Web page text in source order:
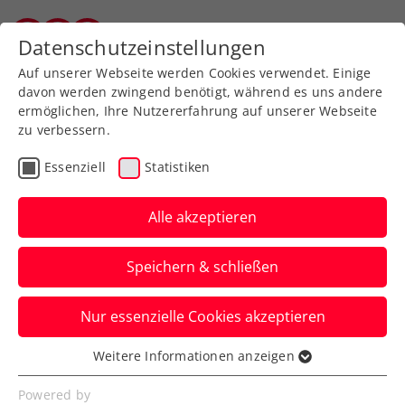
Zurück zur Newsübersicht
Verbands-Info
STV-Weihnachtslehrgang
51 Kinder und Jugendliche aus allen
Altersklassen des STV´s nahmen teil
Verfasst von: , 31.12.2023
Datenschutzeinstellungen
Auf unserer Webseite werden Cookies verwendet. Einige
davon werden zwingend benötigt, während es uns andere
ermöglichen, Ihre Nutzererfahrung auf unserer Webseite
zu verbessern.
Essenziell Statistiken
Alle akzeptieren
Speichern & schließen
Nur essenzielle Cookies akzeptieren
Essenziell
Essenzielle Cookies werden für grundlegende
Weitere Informationen anzeigen
Powered by